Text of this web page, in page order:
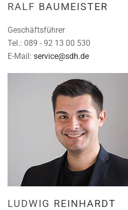
RALF BAUMEISTER
Geschäftsführer
Tel.: 089 - 92 13 00 530
E-Mail: service@sdh.de
LUDWIG REINHARDT